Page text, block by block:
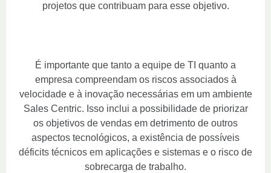
projetos que contribuam para esse objetivo.
É importante que tanto a equipe de TI quanto a
empresa compreendam os riscos associados à
velocidade e à inovação necessárias em um ambiente
Sales Centric. Isso inclui a possibilidade de priorizar
os objetivos de vendas em detrimento de outros
aspectos tecnológicos, a existência de possíveis
déficits técnicos em aplicações e sistemas e o risco de
sobrecarga de trabalho.